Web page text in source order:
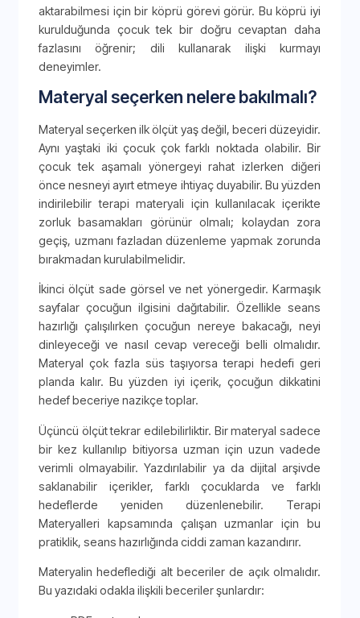
aktarabilmesi için bir köprü görevi görür. Bu köprü iyi
kurulduğunda çocuk tek bir doğru cevaptan daha
fazlasını öğrenir; dili kullanarak ilişki kurmayı
deneyimler.
Materyal seçerken nelere bakılmalı?
Materyal seçerken ilk ölçüt yaş değil, beceri düzeyidir.
Aynı yaştaki iki çocuk çok farklı noktada olabilir. Bir
çocuk tek aşamalı yönergeyi rahat izlerken diğeri
önce nesneyi ayırt etmeye ihtiyaç duyabilir. Bu yüzden
indirilebilir terapi materyali için kullanılacak içerikte
zorluk basamakları görünür olmalı; kolaydan zora
geçiş, uzmanı fazladan düzenleme yapmak zorunda
bırakmadan kurulabilmelidir.
İkinci ölçüt sade görsel ve net yönergedir. Karmaşık
sayfalar çocuğun ilgisini dağıtabilir. Özellikle seans
hazırlığı çalışılırken çocuğun nereye bakacağı, neyi
dinleyeceği ve nasıl cevap vereceği belli olmalıdır.
Materyal çok fazla süs taşıyorsa terapi hedefi geri
planda kalır. Bu yüzden iyi içerik, çocuğun dikkatini
hedef beceriye nazikçe toplar.
Üçüncü ölçüt tekrar edilebilirliktir. Bir materyal sadece
bir kez kullanılıp bitiyorsa uzman için uzun vadede
verimli olmayabilir. Yazdırılabilir ya da dijital arşivde
saklanabilir içerikler, farklı çocuklarda ve farklı
hedeflerde yeniden düzenlenebilir. Terapi
Materyalleri kapsamında çalışan uzmanlar için bu
pratiklik, seans hazırlığında ciddi zaman kazandırır.
Materyalin hedeflediği alt beceriler de açık olmalıdır.
Bu yazıdaki odakla ilişkili beceriler şunlardır: